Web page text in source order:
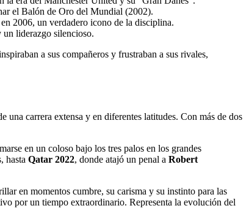
el Balón de Oro del Mundial (2002).
2006, un verdadero icono de la disciplina.
un liderazgo silencioso.
a sus compañeros y frustraban a sus rivales,
carrera extensa y en diferentes latitudes. Con más de dos
en un coloso bajo los tres palos en los grandes
hasta Qatar 2022, donde atajó un penal a Robert
en momentos cumbre, su carisma y su instinto para las
por un tiempo extraordinario. Representa la evolución del